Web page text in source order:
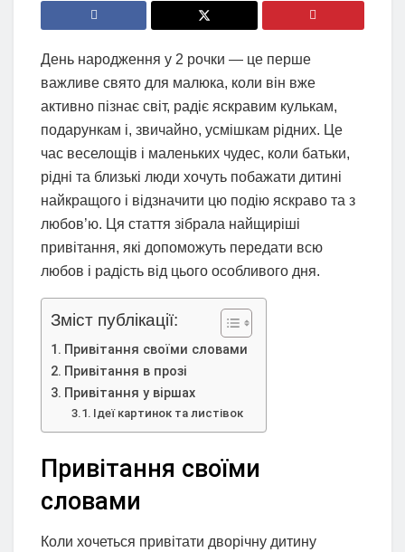
День народження у 2 рочки — це перше
важливе свято для малюка, коли він вже
активно пізнає світ, радіє яскравим кулькам,
подарункам і, звичайно, усмішкам рідних. Це
час веселощів і маленьких чудес, коли батьки,
рідні та близькі люди хочуть побажати дитині
найкращого і відзначити цю подію яскраво та з
любов’ю. Ця стаття зібрала найщиріші
привітання, які допоможуть передати всю
любов і радість від цього особливого дня.
Зміст публікації:
Привітання своїми словами
Привітання в прозі
Привітання у віршах
Ідеї картинок та листівок
Привітання своїми
словами
Коли хочеться привітати дворічну дитину